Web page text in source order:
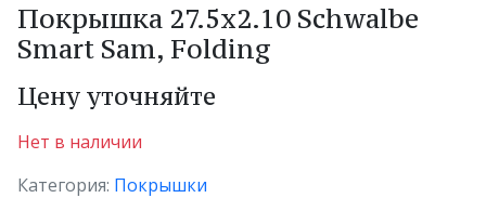
Покрышка 27.5x2.10 Schwalbe
Smart Sam, Folding
Цену уточняйте
Нет в наличии
Категория: Покрышки